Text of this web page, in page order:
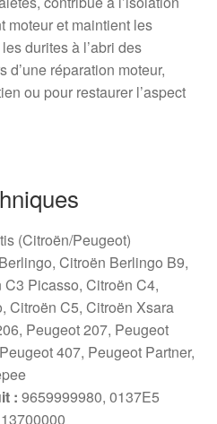
moteur et maintient les
durites à l’abri des
réparation moteur,
ou pour restaurer l’aspect
(Citroën/Peugeot)
Citroën Berlingo B9,
Picasso, Citroën C4,
Citroën C5, Citroën Xsara
Peugeot 207, Peugeot
407, Peugeot Partner,
: 9659999980, 0137E5
13700000